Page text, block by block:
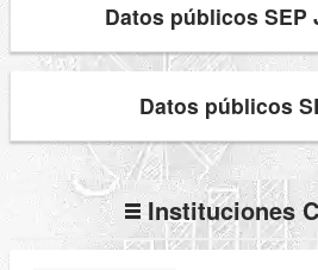
Datos públicos SEP
Datos públicos
Instituciones